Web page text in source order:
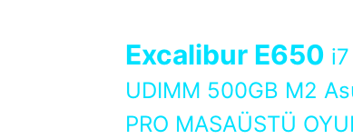
Excalibur E650
UDIMM 500GB M2
PRO MASAÜSTÜ